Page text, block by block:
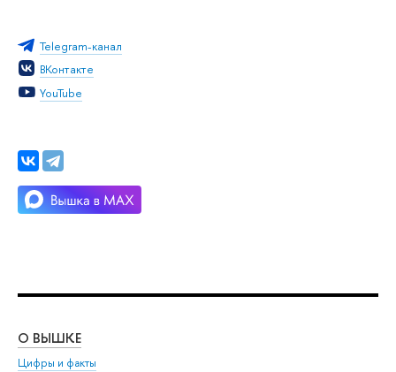
Telegram-канал
ВКонтакте
YouTube
О ВЫШКЕ
Цифры и факты